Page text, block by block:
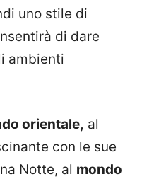
uno stile di
di dare
ambienti
orientale, al
con le sue
Notte, al mondo